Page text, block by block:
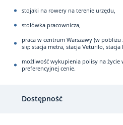
stojaki na rowery na terenie urzędu,
stołówka pracownicza,
praca w centrum Warszawy (w pobliżu
się: stacja metra, stacja Veturilo, stacja
możliwość wykupienia polisy na życie
preferencyjnej cenie.
Dostępność